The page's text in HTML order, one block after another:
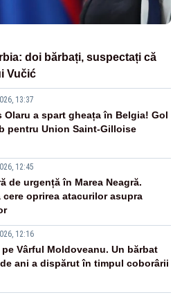
doi bărbați, suspectați că
Vučić
13:37
Olaru a spart gheața în Belgia! Gol
pentru Union Saint-Gilloise
12:45
de urgență în Marea Neagră.
cere oprirea atacurilor asupra
12:16
Vârful Moldoveanu. Un bărbat
ani a dispărut în timpul coborârii